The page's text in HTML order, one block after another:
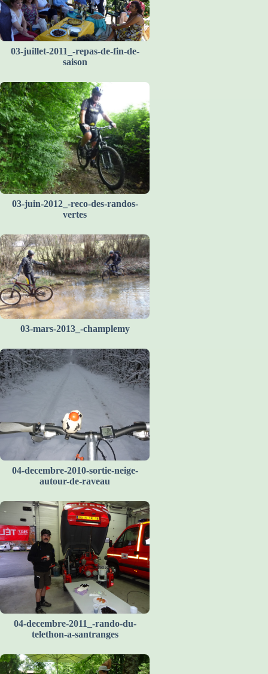
03-juillet-2011_-repas-de-fin-de-
saison
03-juin-2012_-reco-des-randos-
vertes
03-mars-2013_-champlemy
04-decembre-2010-sortie-neige-
autour-de-raveau
04-decembre-2011_-rando-du-
telethon-a-santranges